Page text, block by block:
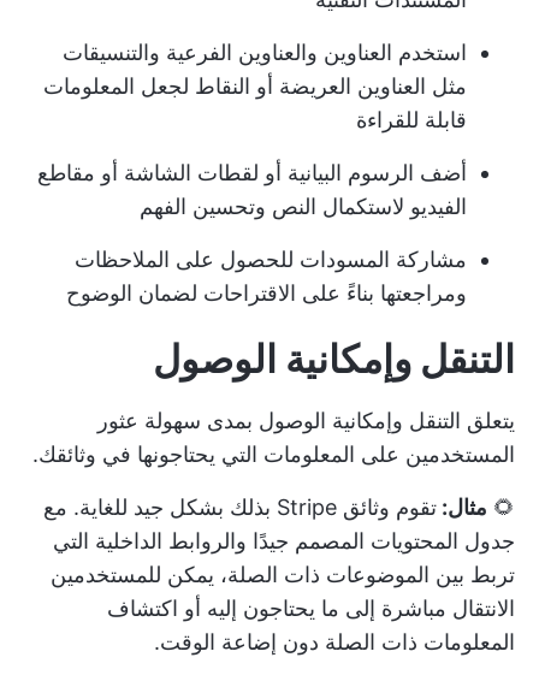
استخدم العناوين والعناوين الفرعية والتنسيقات
مثل العناوين العريضة أو النقاط لجعل المعلومات
قابلة للقراءة
أضف الرسوم البيانية أو لقطات الشاشة أو مقاطع
الفيديو لاستكمال النص وتحسين الفهم
مشاركة المسودات للحصول على الملاحظات
ومراجعتها بناءً على الاقتراحات لضمان الوضوح
التنقل وإمكانية الوصول
يتعلق التنقل وإمكانية الوصول بمدى سهولة عثور
المستخدمين على المعلومات التي يحتاجونها في وثائقك.
🌻 مثال:
تقوم وثائق Stripe بذلك بشكل جيد للغاية. مع
جدول المحتويات المصمم جيدًا والروابط الداخلية التي
تربط بين الموضوعات ذات الصلة، يمكن للمستخدمين
الانتقال مباشرة إلى ما يحتاجون إليه أو اكتشاف
المعلومات ذات الصلة دون إضاعة الوقت.